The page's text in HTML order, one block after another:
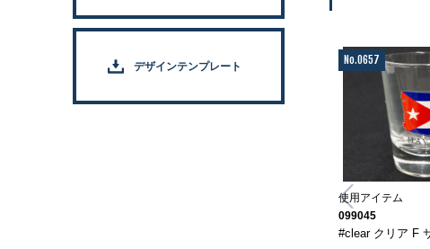
デザインテンプレート No.0657
使用アイテム
099045
#clear クリア F